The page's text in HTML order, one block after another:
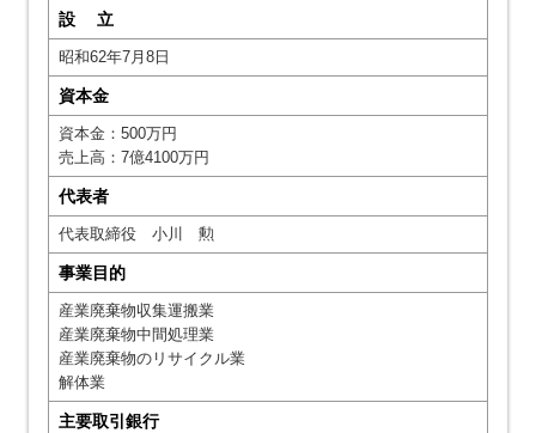
設 立
昭和62年7月8日
資本金
資本金：500万円
売上高：7億4100万円
代表者
代表取締役 小川 勲
事業目的
産業廃棄物収集運搬業
産業廃棄物中間処理業
産業廃棄物のリサイクル業
解体業
主要取引銀行